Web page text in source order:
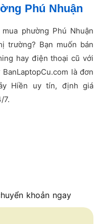
Phú Nhuận
phường Phú Nhuận
trường? Bạn muốn bán
hay điện thoại cũ với
là đơn
Hiền uy tín, định giá
7.
khoản ngay